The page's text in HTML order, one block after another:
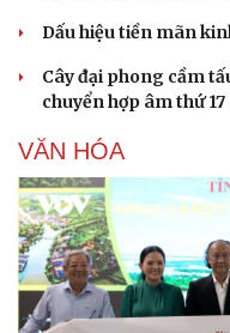
Dấu hiệu tiền mãn
Cây đại phong cầm
chuyển hợp âm thứ 17
VĂN HÓA